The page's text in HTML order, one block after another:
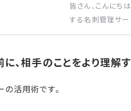
皆さん、こんにち
する名刺管理サー
伝えします。「
うれしいです。
、​相手の​ことを​より​理解
の活用術です。